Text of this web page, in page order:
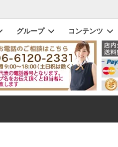
ドッティ｜DOTTY
ビック｜VIC
グループ
メンズ
コンテンツ
初めてのお客様へ
Q&A よくある質問